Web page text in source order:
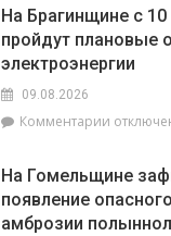
и
крест
храма
Кузьмин
как
жертвой
На Брагинщине с 10
пройдут плановые
электроэнергии
09.08.2026
Комментарии к
с
10
На Гомельщине
появление
амброзии